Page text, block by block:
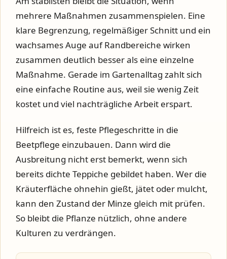
mehrere Maßnahmen zusammenspielen. Eine
klare Begrenzung, regelmäßiger Schnitt und ein
wachsames Auge auf Randbereiche wirken
zusammen deutlich besser als eine einzelne
Maßnahme. Gerade im Gartenalltag zahlt sich
eine einfache Routine aus, weil sie wenig Zeit
kostet und viel nachträgliche Arbeit erspart.
Hilfreich ist es, feste Pflegeschritte in die
Beetpflege einzubauen. Dann wird die
Ausbreitung nicht erst bemerkt, wenn sich
bereits dichte Teppiche gebildet haben. Wer die
Kräuterfläche ohnehin gießt, jätet oder mulcht,
kann den Zustand der Minze gleich mit prüfen.
So bleibt die Pflanze nützlich, ohne andere
Kulturen zu verdrängen.